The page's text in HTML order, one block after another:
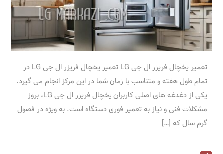
تعمیر یخچال فریزر ال جی LG تعمیر یخچال فریزر ال جی LG در
تمام طول هفته و متناسب با زمان شما در این مرکز انجام می گیرد.
یکی از دغدغه های اصلی کاربران یخچال فریزر ال جی LG، بروز
مشکلات فنی و نیاز به تعمیر فوری دستگاه است. به ویژه در فصول
گرم سال که […]